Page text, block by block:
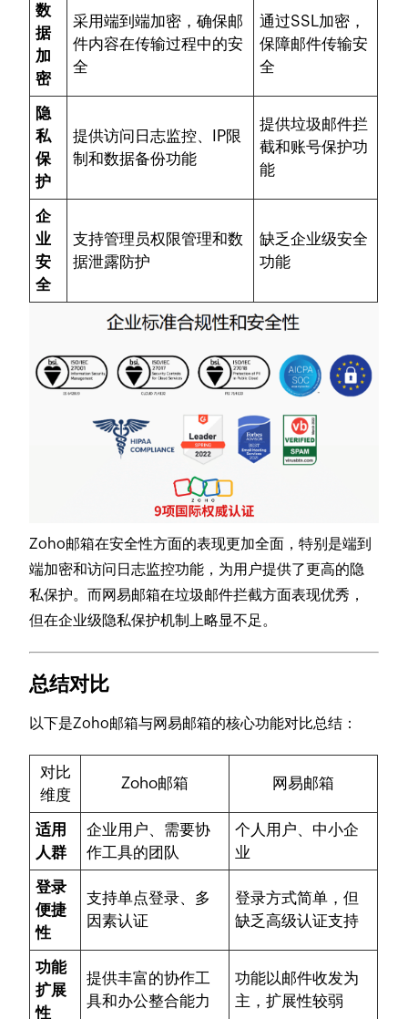
数
据
加
密
采用端到端加密，确保邮
件内容在传输过程中的安
全
通过SSL加密，
保障邮件传输安
全
隐
私
保
护
提供访问日志监控、IP限
制和数据备份功能
提供垃圾邮件拦
截和账号保护功
能
企
业
安
全
支持管理员权限管理和数
据泄露防护
缺乏企业级安全
功能
Zoho邮箱在安全性方面的表现更加全面，特别是端到
端加密和访问日志监控功能，为用户提供了更高的隐
私保护。而网易邮箱在垃圾邮件拦截方面表现优秀，
但在企业级隐私保护机制上略显不足。
总结对比
以下是Zoho邮箱与网易邮箱的核心功能对比总结：
对比
维度
Zoho邮箱 网易邮箱
适用
人群
企业用户、需要协
作工具的团队
个人用户、中小企
业
登录
便捷
性
支持单点登录、多
因素认证
登录方式简单，但
缺乏高级认证支持
功能
扩展
性
提供丰富的协作工
具和办公整合能力
功能以邮件收发为
主，扩展性较弱